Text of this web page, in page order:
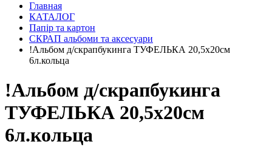
Главная
КАТАЛОГ
Папір та картон
СКРАП альбоми та аксесуари
!Альбом д/скрапбукинга ТУФЕЛЬКА 20,5х20см
6л.кольца
!Альбом д/скрапбукинга
ТУФЕЛЬКА 20,5х20см
6л.кольца